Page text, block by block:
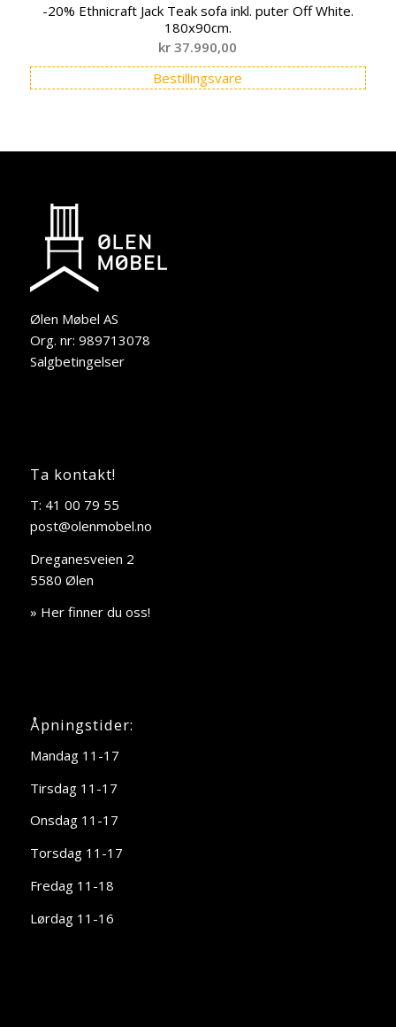
-20% Ethnicraft Jack Teak sofa inkl. puter Off White.
180x90cm.
kr 37.990,00
Bestillingsvare
Ølen Møbel AS
Org. nr: 989713078
Salgbetingelser
Ta kontakt!
T: 41 00 79 55
post@olenmobel.no
Dreganesveien 2
5580 Ølen
» Her finner du oss!
Åpningstider:
Mandag 11-17
Tirsdag 11-17
Onsdag 11-17
Torsdag 11-17
Fredag 11-18
Lørdag 11-16